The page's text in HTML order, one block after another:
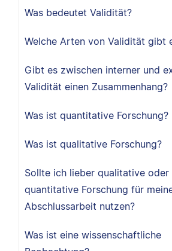
Was bedeutet Validität?
Welche Arten von Validität gibt
Gibt es zwischen interner und
Validität einen Zusammenhang?
Was ist quantitative Forschung?
Was ist qualitative Forschung?
Sollte ich lieber qualitative oder
quantitative Forschung für
Abschlussarbeit nutzen?
Was ist eine wissenschaftliche